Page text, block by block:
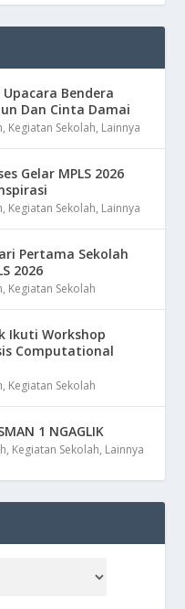
Bendera
Dan Cinta Damai
, Kegiatan Sekolah, Lainnya
Gelar MPLS 2026
, Kegiatan Sekolah, Lainnya
Pertama Sekolah
2026
, Kegiatan Sekolah
Ikuti Workshop
Computational
, Kegiatan Sekolah
1 NGAGLIK
, Kegiatan Sekolah, Lainnya